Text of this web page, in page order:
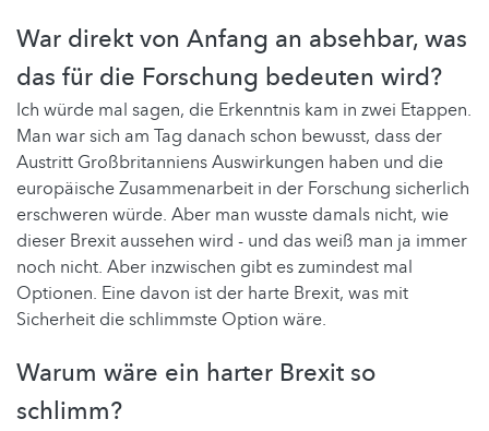
War direkt von Anfang an absehbar, was
das für die Forschung bedeuten wird?
Ich würde mal sagen, die Erkenntnis kam in zwei Etappen.
Man war sich am Tag danach schon bewusst, dass der
Austritt Großbritanniens Auswirkungen haben und die
europäische Zusammenarbeit in der Forschung sicherlich
erschweren würde. Aber man wusste damals nicht, wie
dieser Brexit aussehen wird - und das weiß man ja immer
noch nicht. Aber inzwischen gibt es zumindest mal
Optionen. Eine davon ist der harte Brexit, was mit
Sicherheit die schlimmste Option wäre.
Warum wäre ein harter Brexit so
schlimm?